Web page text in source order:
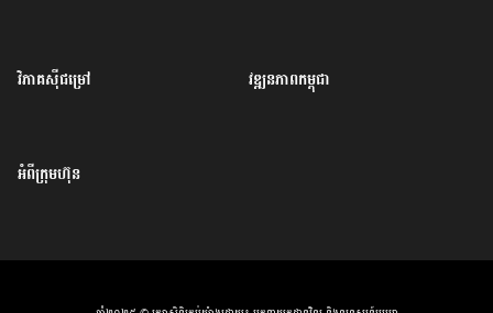
វិភាគសុីជម្រៅ វឌ្ឍនភាពកម្ពុជា
អំពីក្រុមហ៊ុន